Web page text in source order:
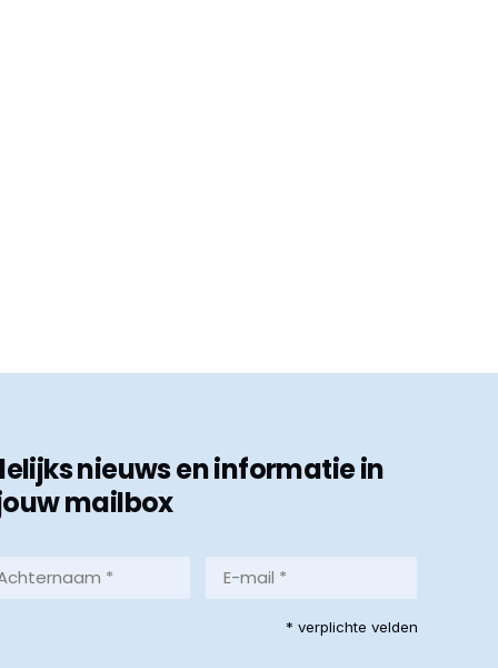
nieuws en informatie in
mailbox
mail
* verplichte velden